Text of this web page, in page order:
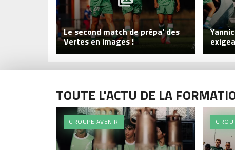
Le second match de prépa' des
Vertes en images !
TOUTE L'ACTU DE LA
GROUPE AVENIR